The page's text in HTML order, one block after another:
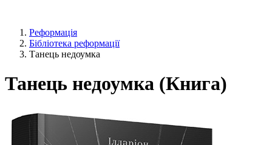
Реформація
Бібліотека реформації
Танець недоумка
Танець недоумка (Книга)